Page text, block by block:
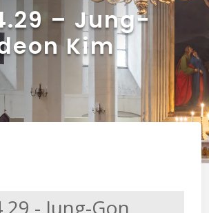
– Jung-
Kim
- Jung-Gon